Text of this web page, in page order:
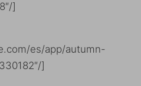
]
es/app/autumn-
]